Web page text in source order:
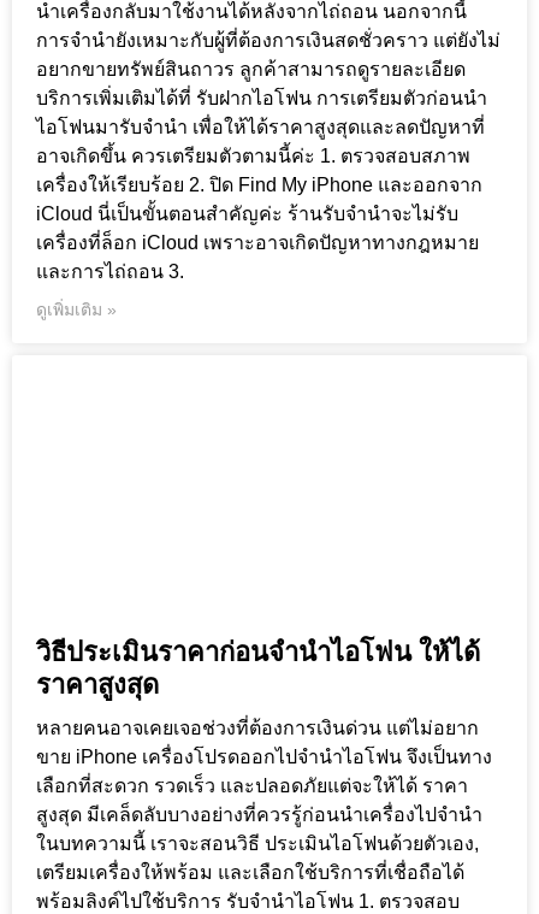
นำเครื่องกลับมาใช้งานได้หลังจากไถ่ถอน นอกจากนี้
การจำนำยังเหมาะกับผู้ที่ต้องการเงินสดชั่วคราว แต่ยังไม่
อยากขายทรัพย์สินถาวร ลูกค้าสามารถดูรายละเอียด
บริการเพิ่มเติมได้ที่ รับฝากไอโฟน การเตรียมตัวก่อนนำ
ไอโฟนมารับจำนำ เพื่อให้ได้ราคาสูงสุดและลดปัญหาที่
อาจเกิดขึ้น ควรเตรียมตัวตามนี้ค่ะ 1. ตรวจสอบสภาพ
เครื่องให้เรียบร้อย 2. ปิด Find My iPhone และออกจาก
iCloud นี่เป็นขั้นตอนสำคัญค่ะ ร้านรับจำนำจะไม่รับ
เครื่องที่ล็อก iCloud เพราะอาจเกิดปัญหาทางกฎหมาย
และการไถ่ถอน 3.
ดูเพิ่มเติม »
วิธีประเมินราคาก่อนจำนำไอโฟน ให้ได้
ราคาสูงสุด
หลายคนอาจเคยเจอช่วงที่ต้องการเงินด่วน แต่ไม่อยาก
ขาย iPhone เครื่องโปรดออกไปจำนำไอโฟน จึงเป็นทาง
เลือกที่สะดวก รวดเร็ว และปลอดภัยแต่จะให้ได้ ราคา
สูงสุด มีเคล็ดลับบางอย่างที่ควรรู้ก่อนนำเครื่องไปจำนำ
ในบทความนี้ เราจะสอนวิธี ประเมินไอโฟนด้วยตัวเอง,
เตรียมเครื่องให้พร้อม และเลือกใช้บริการที่เชื่อถือได้
พร้อมลิงค์ไปใช้บริการ รับจำนำไอโฟน 1. ตรวจสอบ